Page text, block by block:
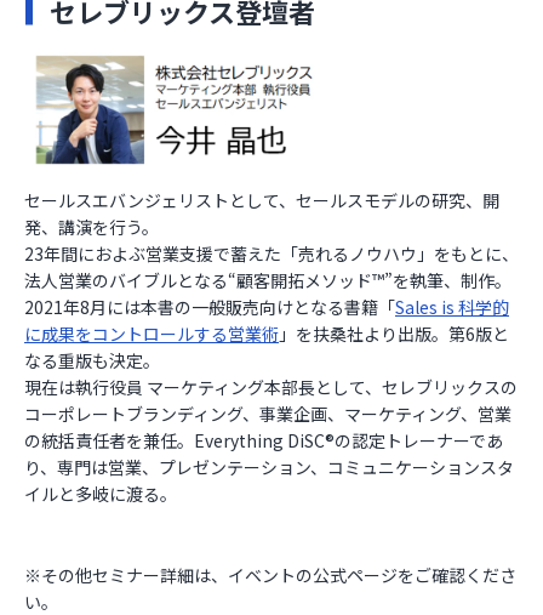
セレブリックス登壇者
セールスエバンジェリストとして、セールスモデルの研究、開
発、講演を行う。
23年間におよぶ営業支援で蓄えた「売れるノウハウ」をもとに、
法人営業のバイブルとなる“顧客開拓メソッド™”を執筆、制作。
2021年8月には本書の一般販売向けとなる書籍「Sales is 科学的
に成果をコントロールする営業術 」を扶桑社より出版。第6版と
なる重版も決定。
現在は執行役員 マーケティング本部長として、セレブリックスの
コーポレートブランディング、事業企画、マーケティング、営業
の統括責任者を兼任。Everything DiSC®️の認定トレーナーであ
り、専門は営業、プレゼンテーション、コミュニケーションスタ
イルと多岐に渡る。
※その他セミナー詳細は、イベントの公式ページをご確認くださ
い。